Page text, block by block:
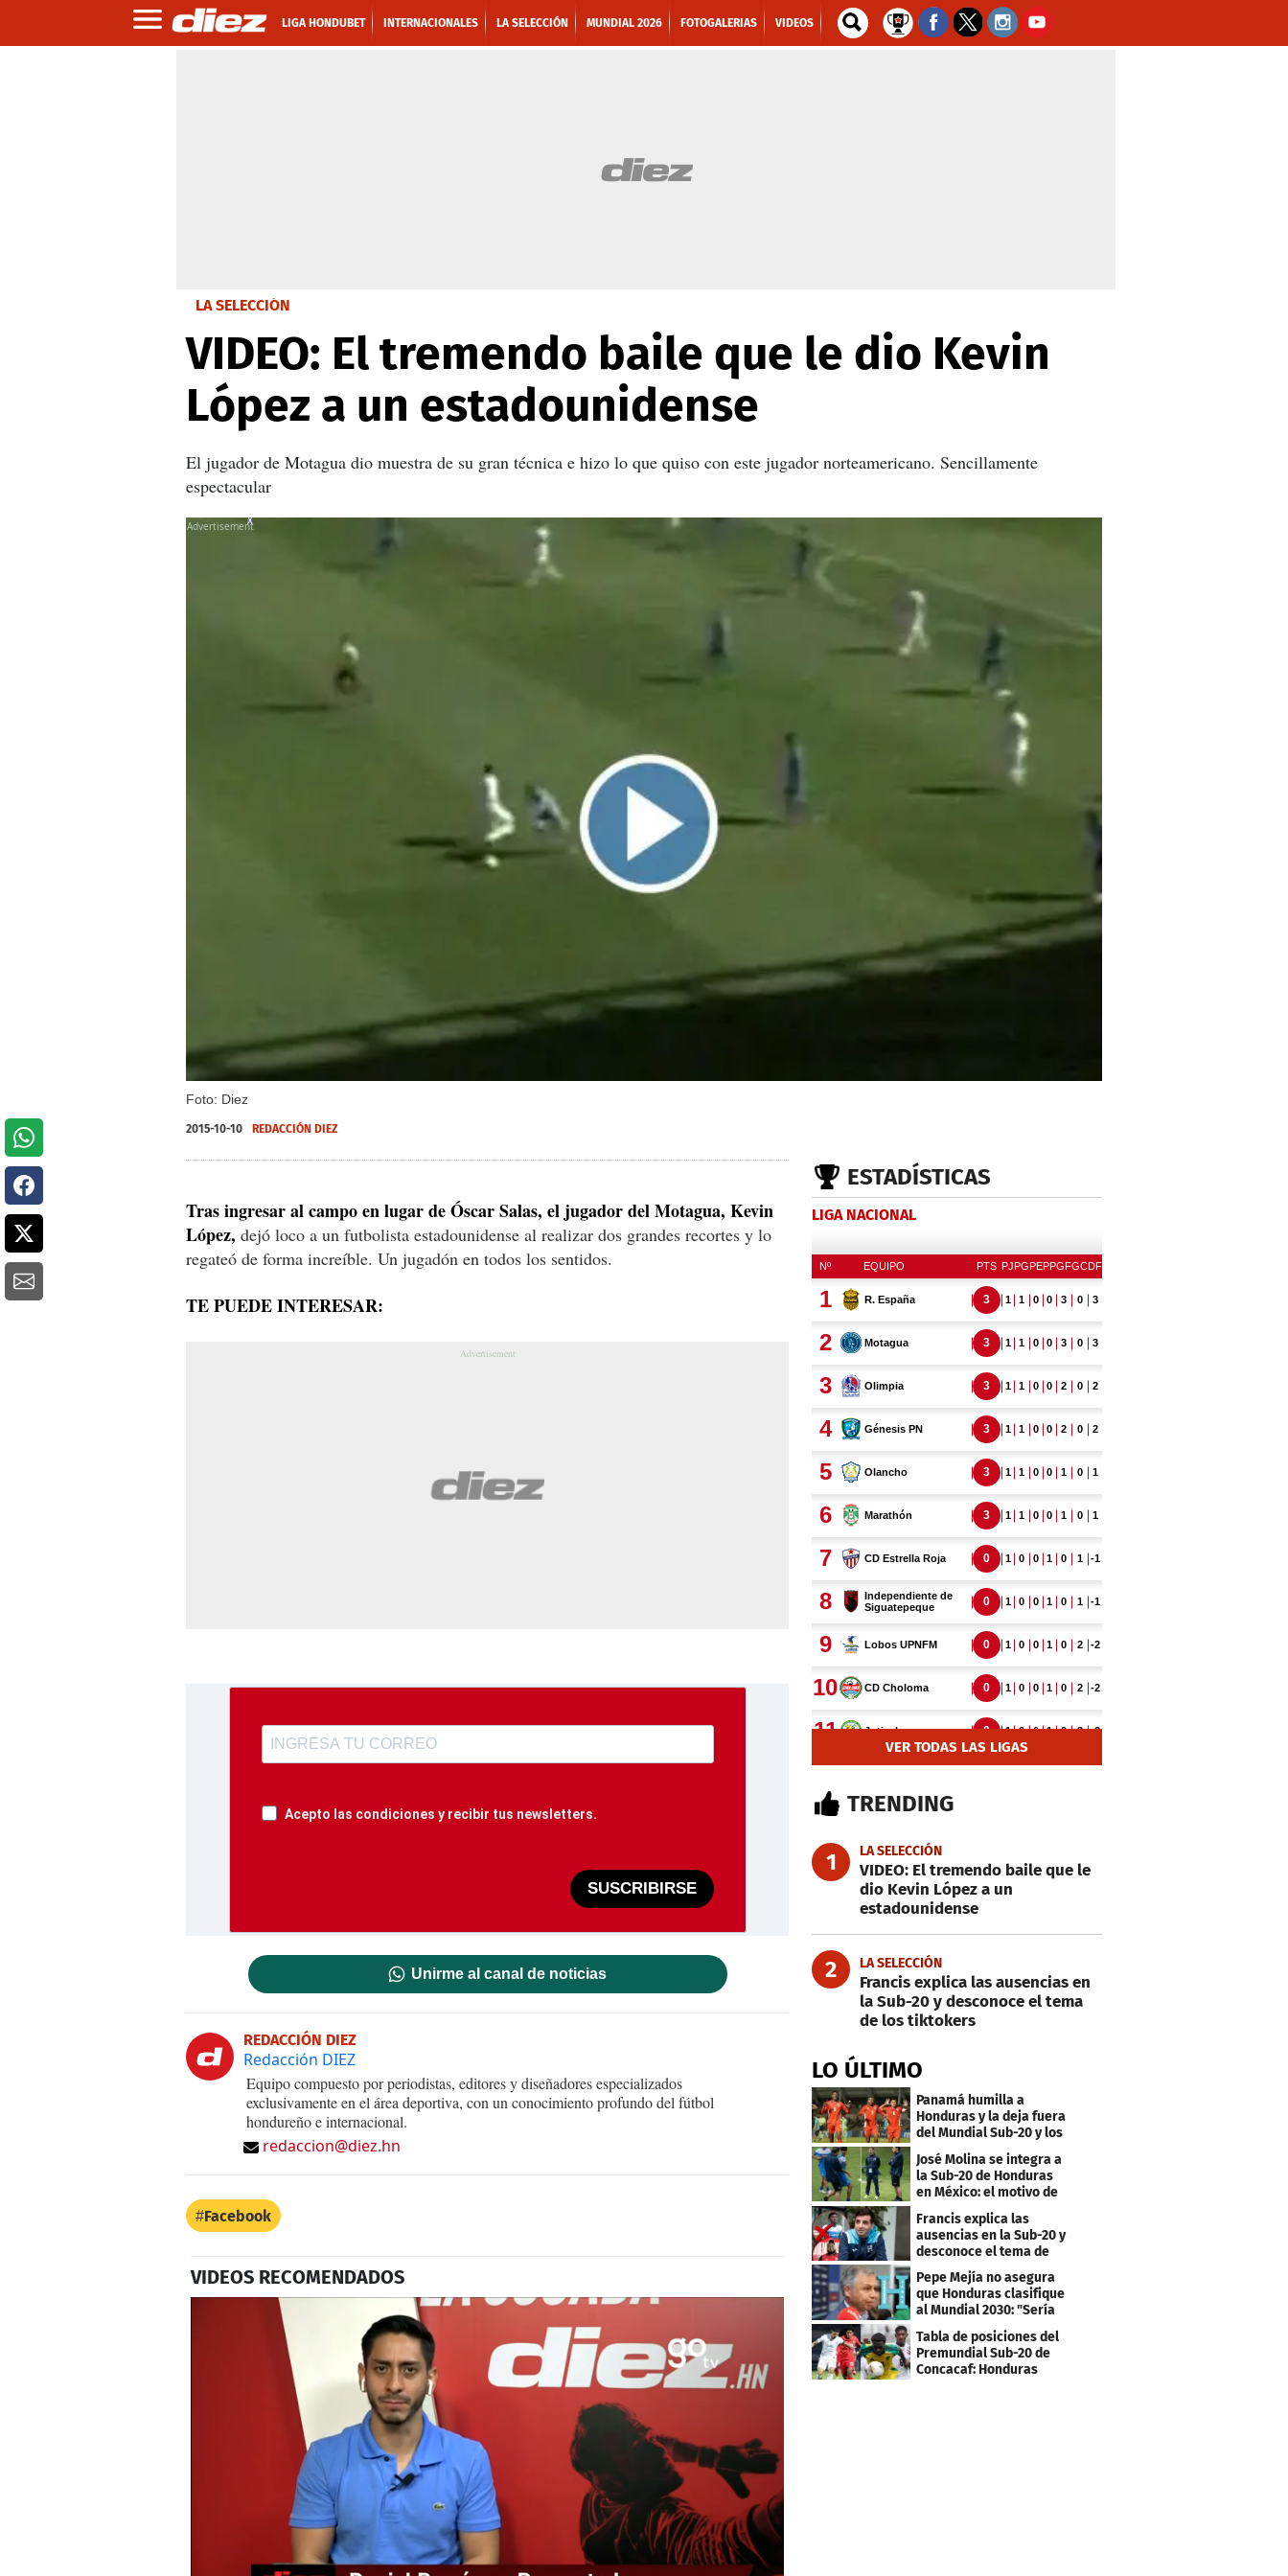
LIGA HONDUBET INTERNACIONALES LA SELECCIÓN MUNDIAL 2026 FOTOGALERIAS VIDEOS
LA SELECCIÓN
VIDEO: El tremendo baile que le dio Kevin
López a un estadounidense
El jugador de Motagua dio muestra de su gran técnica e hizo lo que quiso con este jugador norteamericano. Sencillamente
espectacular
Foto: Diez
X
2015-10-10 REDACCIÓN DIEZ
Tras ingresar al campo en lugar de Óscar Salas, el jugador del Motagua, Kevin
López, dejó loco a un futbolista estadounidense al realizar dos grandes recortes y lo
regateó de forma increíble. Un jugadón en todos los sentidos.
TE PUEDE INTERESAR:
Acepto las condiciones y recibir tus newsletters.
SUSCRIBIRSE
Unirme al canal de noticias
REDACCIÓN DIEZ
Redacción DIEZ
Equipo compuesto por periodistas, editores y diseñadores especializados
exclusivamente en el área deportiva, con un conocimiento profundo del fútbol
hondureño e internacional.
redaccion@diez.hn
Facebook
VIDEOS RECOMENDADOS
ESTADÍSTICAS
LIGA NACIONAL
VER TODAS LAS LIGAS
TRENDING
1 LA SELECCIÓN
VIDEO: El tremendo baile que le
dio Kevin López a un
estadounidense
2 LA SELECCIÓN
Francis explica las ausencias en
la Sub-20 y desconoce el tema
de los tiktokers
LO ÚLTIMO
Panamá humilla a
Honduras y la deja fuera
del Mundial Sub-20 y los
Juegos Olímpicos
José Molina se integra a
la Sub-20 de Honduras
en México: el motivo de
su viaje
Francis explica las
ausencias en la Sub-20 y
desconoce el tema de
los tiktokers
Pepe Mejía no asegura
que Honduras clasifique
al Mundial 2030: "Sería
mentir"
Tabla de posiciones del
Premundial Sub-20 de
Concacaf: Honduras